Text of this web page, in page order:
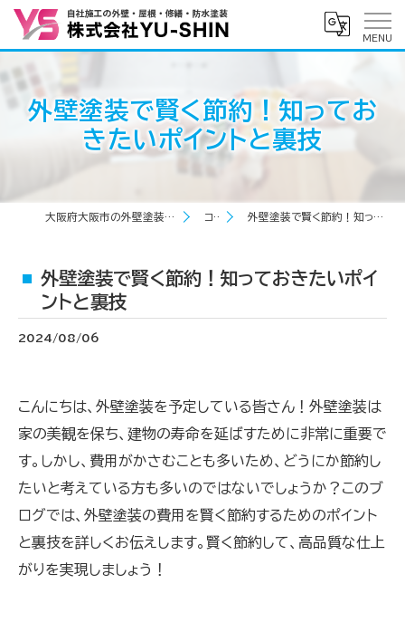
外壁塗装で賢く節約！知ってお
きたいポイントと裏技
大阪府大阪市の外壁塗装なら株式会社YU-SHIN コラム 外壁塗装で賢く節約！知っておきたいポイントと裏技
外壁塗装で賢く節約！知っておきたいポイ
ントと裏技
2024/08/06
こんにちは、外壁塗装を予定している皆さん！外壁塗装は
家の美観を保ち、建物の寿命を延ばすために非常に重要で
す。しかし、費用がかさむことも多いため、どうにか節約し
たいと考えている方も多いのではないでしょうか？このブ
ログでは、外壁塗装の費用を賢く節約するためのポイント
と裏技を詳しくお伝えします。賢く節約して、高品質な仕上
がりを実現しましょう！